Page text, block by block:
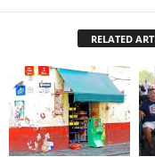
RELATED